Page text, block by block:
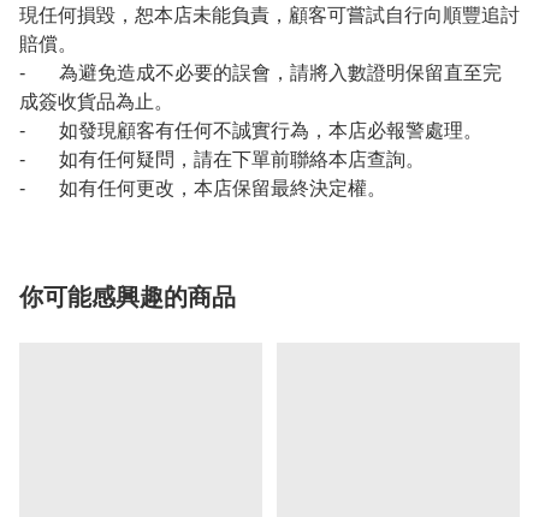
現任何損毀，恕本店未能負責，顧客可嘗試自行向順豐追討
賠償。
- 為避免造成不必要的誤會，請將入數證明保留直至完
成簽收貨品為止。
- 如發現顧客有任何不誠實行為，本店必報警處理。
- 如有任何疑問，請在下單前聯絡本店查詢。
- 如有任何更改，本店保留最終決定權。
你可能感興趣的商品